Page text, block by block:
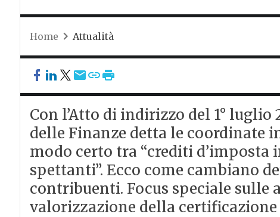
Home Attualità
Con l’Atto di indirizzo del 1°
delle Finanze detta le coordinate
modo certo tra “crediti d’imposta
spettanti”. Ecco come cambiano
contribuenti. Focus speciale sulle
valorizzazione della